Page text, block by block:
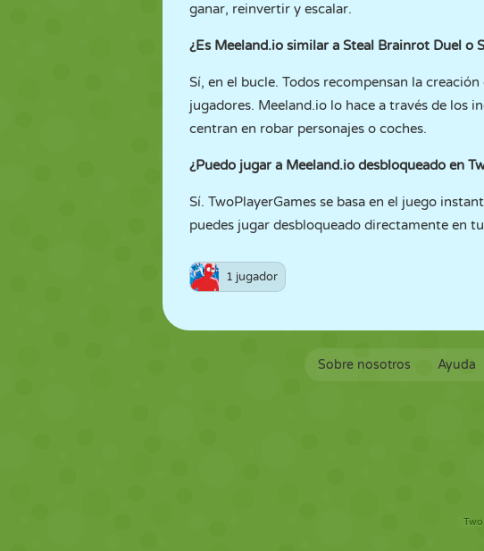
ganar, reinvertir y escalar.
¿Es Meeland.io similar a Steal Brainrot Duel o
Sí, en el bucle. Todos recompensan la
jugadores. Meeland.io lo hace a través de los
centran en robar personajes o coches.
¿Puedo jugar a Meeland.io desbloqueado en
Sí. TwoPlayerGames se basa en el juego
puedes jugar desbloqueado directamente en
1 jugador
Sobre nosotros Ayuda